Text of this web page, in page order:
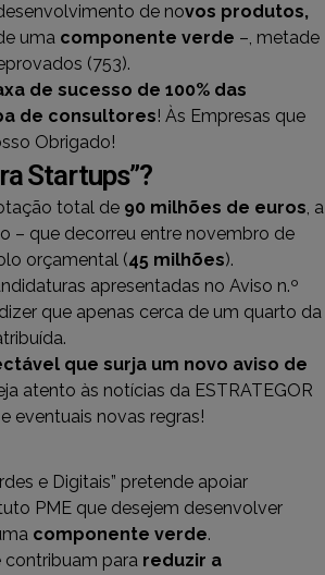
de novos produtos,
uma componente verde –, metade
(753).
de sucesso de 100% das
de consultores! Às Empresas que
Obrigado!
Startups”?
total de 90 milhões de euros, a
– que decorreu entre novembro de
orçamental (45 milhões).
apresentadas no Aviso n.º
que apenas cerca de um quarto da
que surja um novo aviso de
atento às notícias da ESTRATEGOR
eventuais novas regras!
e Digitais” pretende apoiar
PME que desejem desenvolver
componente verde.
contribuam para reduzir a